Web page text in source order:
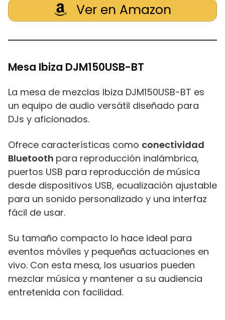
Ver en Amazon
Mesa Ibiza DJM150USB-BT
La mesa de mezclas Ibiza DJM150USB-BT es
un equipo de audio versátil diseñado para
DJs y aficionados.
Ofrece características como conectividad
Bluetooth para reproducción inalámbrica,
puertos USB para reproducción de música
desde dispositivos USB, ecualización ajustable
para un sonido personalizado y una interfaz
fácil de usar.
Su tamaño compacto lo hace ideal para
eventos móviles y pequeñas actuaciones en
vivo. Con esta mesa, los usuarios pueden
mezclar música y mantener a su audiencia
entretenida con facilidad.